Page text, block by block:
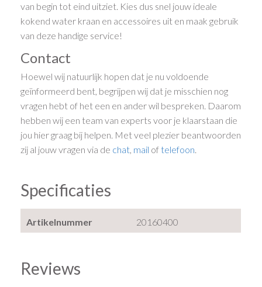
van begin tot eind uitziet. Kies dus snel jouw ideale
kokend water kraan en accessoires uit en maak gebruik
van deze handige service!
Contact
Hoewel wij natuurlijk hopen dat je nu voldoende
geïnformeerd bent, begrijpen wij dat je misschien nog
vragen hebt of het een en ander wil bespreken. Daarom
hebben wij een team van experts voor je klaarstaan die
jou hier graag bij helpen. Met veel plezier beantwoorden
zij al jouw vragen via de chat mail oftelefoon
Specificaties
Artikelnummer 20160400
Reviews